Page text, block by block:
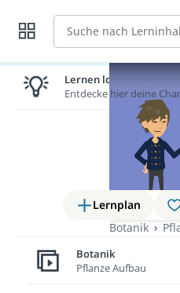
Suche
Lernplan
Botanik
Stomata
Lernen lohnt sich!
Entdecke hier deine
Botanik
Pflanze Aufbau